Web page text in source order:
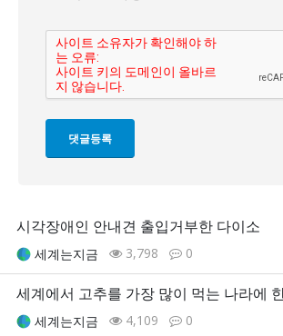
시각장애인 안내견 출입거부한 다이소
세계는지금 3,798 0
세계에서 고추를 가장 많이 먹는 나라에
세계는지금 4,109 0